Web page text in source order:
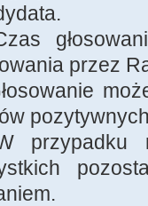
przez
przypadku